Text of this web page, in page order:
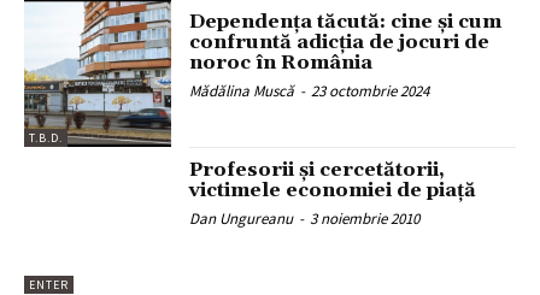
T.B.D.
Dependența tăcută: cine și cum
confruntă adicția de jocuri de
noroc în România
Mădălina Muscă - 23 octombrie 2024
ENTER
Profesorii și cercetătorii,
victimele economiei de piață
Dan Ungureanu - 3 noiembrie 2010